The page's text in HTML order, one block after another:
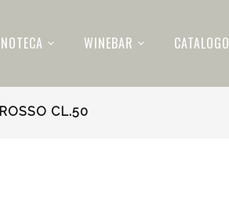
WINEBAR CATALOGO
CL.50